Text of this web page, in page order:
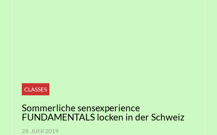
CLASSES
Sommerliche sensexperience
FUNDAMENTALS locken in der Schweiz
28. JUNI 2019